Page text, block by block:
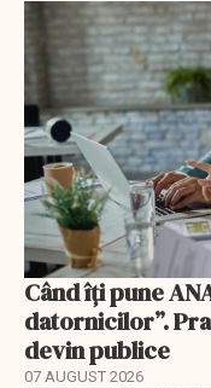
Când îți pune
datornicilor”.
devin publice
07 AUGUST 2026